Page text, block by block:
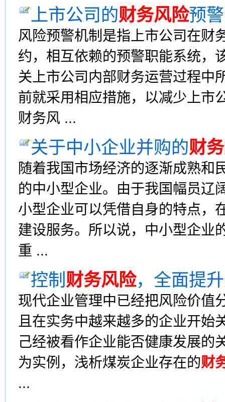
上市公司的财务风险预
风险预警机制是指上市公司在财
约，相互依赖的预警职能系统，
关上市公司内部财务运营过程中
前就采用相应措施，以减少上市
财务风 ...
关于中小企业并购的财
随着我国市场经济的逐渐成熟和
的中小型企业。由于我国幅员辽
小型企业可以凭借自身的特点，
建设服务。所以说，中小型企业
重 ...
控制 财务风险，全面提
现代企业管理中已经把风险价值
且在实务中越来越多的企业开始
己经被看作企业能否健康发展的
为实例，浅析煤炭企业存在的财
...